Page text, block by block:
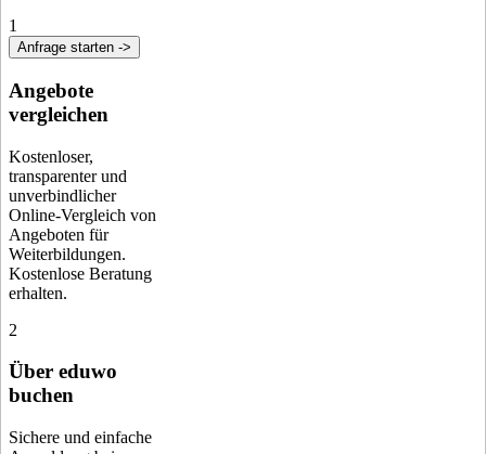
1
Anfrage starten ->
Angebote
vergleichen
Kostenloser,
transparenter und
unverbindlicher
Online-Vergleich von
Angeboten für
Weiterbildungen.
Kostenlose Beratung
erhalten.
2
Über eduwo
buchen
Sichere und einfache